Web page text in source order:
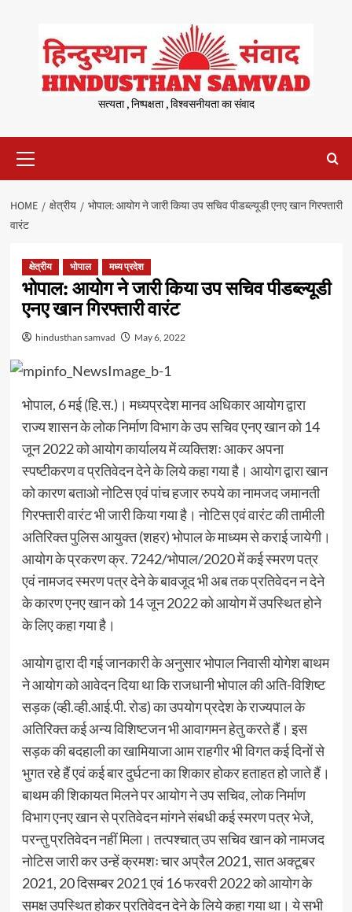
content
सत्यता , निष्पक्षता , विश्वसनीयता का संवाद
Menu
HOME क्षेत्रीय
भोपाल: आयोग ने जारी किया उप सचिव पीडब्ल्यूडी एनए खान गिरफ्तारी
वारंट
क्षेत्रीय भोपाल मध्य प्रदेश
भोपाल: आयोग ने जारी किया उप सचिव पीडब्ल्यूडी
एनए खान गिरफ्तारी वारंट
hindusthan samvad May 6, 2022
भोपाल, 6 मई (हि.स.)। मध्यप्रदेश मानव अधिकार आयोग द्वारा
राज्य शासन के लोक निर्माण विभाग के उप सचिव एनए खान को 14
जून 2022 को आयोग कार्यालय में व्यक्तिशः आकर अपना
स्पष्टीकरण व प्रतिवेदन देने के लिये कहा गया है। आयोग द्वारा खान
को कारण बताओ नोटिस एवं पांच हजार रुपये का नामजद जमानती
गिरफ्तारी वारंट भी जारी किया गया है। नोटिस एवं वारंट की तामीली
अतिरिक्त पुलिस आयुक्त (शहर) भोपाल के माध्यम से कराई जायेगी।
आयोग के प्रकरण क्र. 7242/भोपाल/2020 में कई स्मरण पत्र
एवं नामजद स्मरण पत्र देने के बावजूद भी अब तक प्रतिवेदन न देने
के कारण एनए खान को 14 जून 2022 को आयोग में उपस्थित होने
के लिए कहा गया है।
आयोग द्वारा दी गई जानकारी के अनुसार भोपाल निवासी योगेश बाथम
ने आयोग को आवेदन दिया था कि राजधानी भोपाल की अति-विशिष्ट
सड़क (व्ही.व्ही.आई.पी. रोड) का उपयोग प्रदेश के राज्यपाल के
अतिरिक्त कई अन्य विशिष्टजन भी आवागमन हेतु करते हैं। इस
सड़क की बदहाली का खामियाजा आम राहगीर भी विगत कई दिनों से
भुगत रहे हैं एवं कई बार दुर्घटना का शिकार होकर हताहत हो जाते हैं।
बाथम की शिकायत मिलने पर आयोग ने उप सचिव, लोक निर्माण
विभाग एनए खान से प्रतिवेदन मांगने संबधी कई स्मरण पत्र भेजे,
परन्तु प्रतिवेदन नहीं मिला। तत्पश्चात् उप सचिव खान को नामजद
नोटिस जारी कर उन्हें क्रमशः चार अप्रैल 2021, सात अक्टूबर
2021, 20 दिसम्बर 2021 एवं 16 फरवरी 2022 को आयोग के
समक्ष उपस्थित होकर प्रतिवेदन देने के लिये कहा गया था। ये सभी